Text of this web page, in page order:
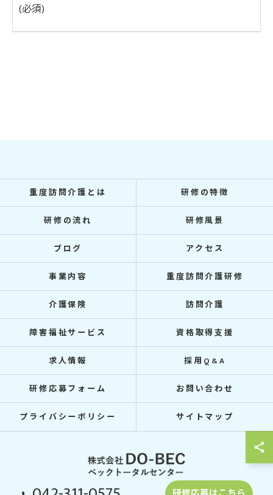
(必須)
重度訪問介護とは 研修の特徴
研修の流れ 研修風景
ブログ アクセス
事業内容 重度訪問介護研修
介護保険 訪問介護
障害福祉サービス 資格取得支援
求人情報 採用Q&A
研修応募フォーム お問い合わせ
プライバシーポリシー サイトマップ